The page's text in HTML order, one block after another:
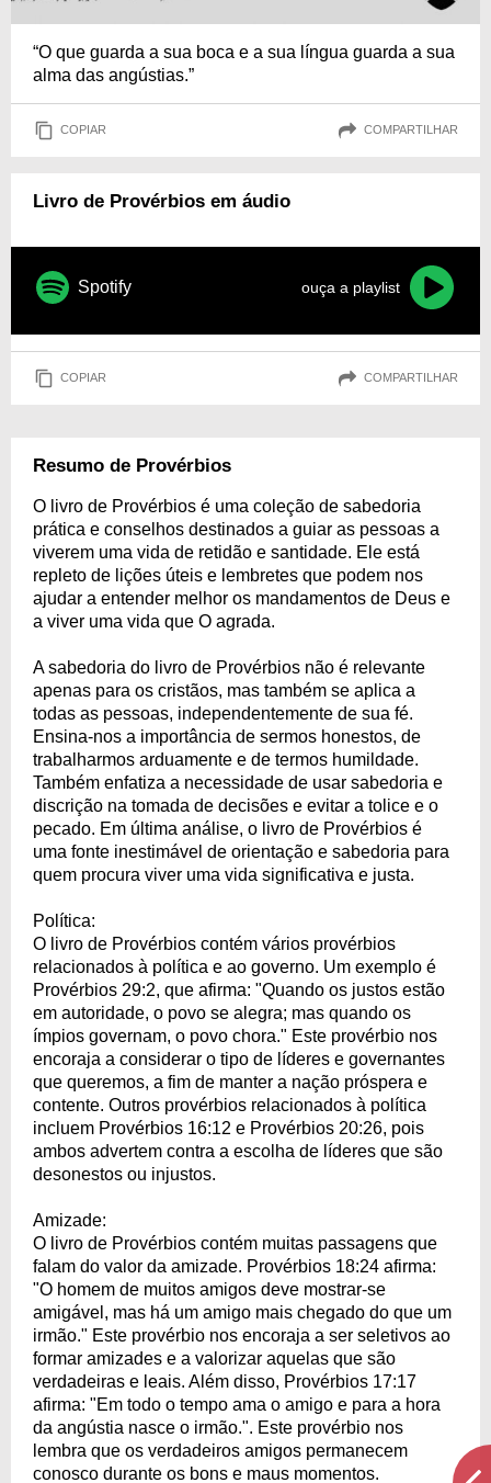
“O que guarda a sua boca e a sua língua guarda a sua
alma das angústias.”
COPIAR COMPARTILHAR
Livro de Provérbios em áudio
Spotify ouça a playlist
COPIAR COMPARTILHAR
Resumo de Provérbios
O livro de Provérbios é uma coleção de sabedoria
prática e conselhos destinados a guiar as pessoas a
viverem uma vida de retidão e santidade. Ele está
repleto de lições úteis e lembretes que podem nos
ajudar a entender melhor os mandamentos de Deus e
a viver uma vida que O agrada.
A sabedoria do livro de Provérbios não é relevante
apenas para os cristãos, mas também se aplica a
todas as pessoas, independentemente de sua fé.
Ensina-nos a importância de sermos honestos, de
trabalharmos arduamente e de termos humildade.
Também enfatiza a necessidade de usar sabedoria e
discrição na tomada de decisões e evitar a tolice e o
pecado. Em última análise, o livro de Provérbios é
uma fonte inestimável de orientação e sabedoria para
quem procura viver uma vida significativa e justa.
Política:
O livro de Provérbios contém vários provérbios
relacionados à política e ao governo. Um exemplo é
Provérbios 29:2, que afirma: "Quando os justos estão
em autoridade, o povo se alegra; mas quando os
ímpios governam, o povo chora." Este provérbio nos
encoraja a considerar o tipo de líderes e governantes
que queremos, a fim de manter a nação próspera e
contente. Outros provérbios relacionados à política
incluem Provérbios 16:12 e Provérbios 20:26, pois
ambos advertem contra a escolha de líderes que são
desonestos ou injustos.
Amizade:
O livro de Provérbios contém muitas passagens que
falam do valor da amizade. Provérbios 18:24 afirma:
"O homem de muitos amigos deve mostrar-se
amigável, mas há um amigo mais chegado do que um
irmão." Este provérbio nos encoraja a ser seletivos ao
formar amizades e a valorizar aquelas que são
verdadeiras e leais. Além disso, Provérbios 17:17
afirma: "Em todo o tempo ama o amigo e para a hora
da angústia nasce o irmão.". Este provérbio nos
lembra que os verdadeiros amigos permanecem
conosco durante os bons e maus momentos.